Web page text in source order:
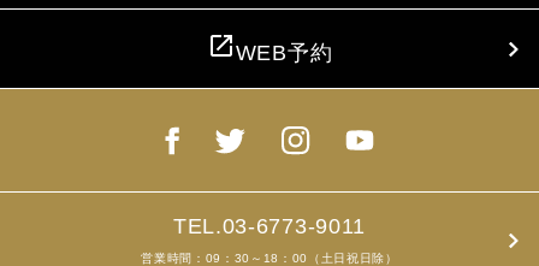
(1) 収集目的、利用範囲をパンフレット、お申込書に明示
(2) お客様の同意がない限り、収集目的以外に使用いたし
し、同意を得ます。
(4) お客様が未成年者の場合、親権者の同意を得ます。
た、お申込のあった旅行の手配及び旅程の管理のために、
以下の当社のグループ企業とお客様情報を共有する場合が
ありますが、厳重に管理・保管いたします。
open_in_newWEB予約
TEL.03-6773-9011
営業時間：09：30～18：00（土日祝日除）